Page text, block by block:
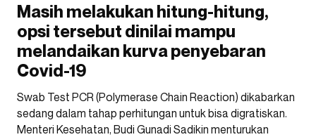
Masih melakukan hitung-hitung,
opsi tersebut dinilai mampu
melandaikan kurva penyebaran
Covid-19
Swab Test PCR (Polymerase Chain Reaction) dikabarkan
sedang dalam tahap perhitungan untuk bisa digratiskan.
Menteri Kesehatan, Budi Gunadi Sadikin menturukan